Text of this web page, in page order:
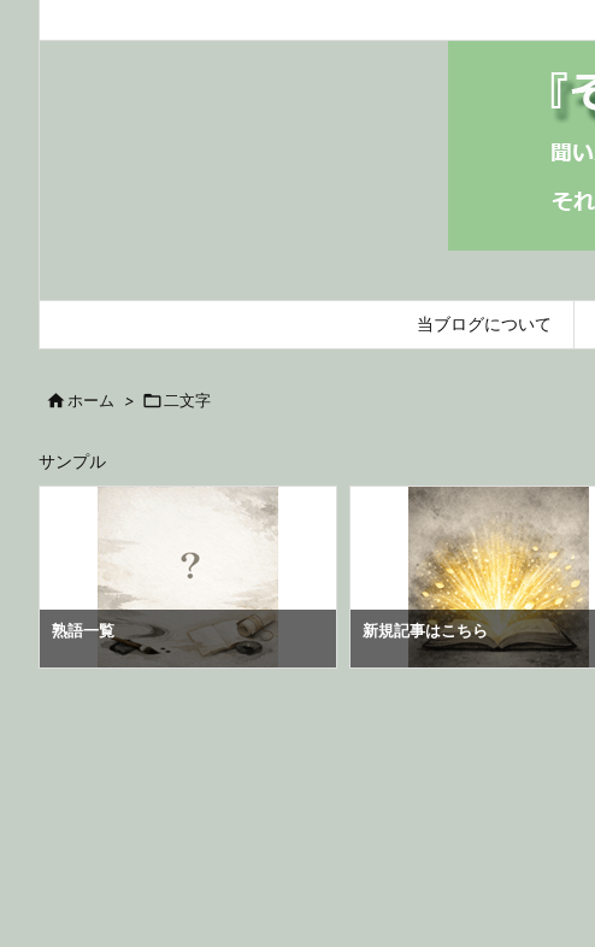
当ブログについて
 ホーム >  二文字
サンプル
熟語一覧 新規記事はこちら